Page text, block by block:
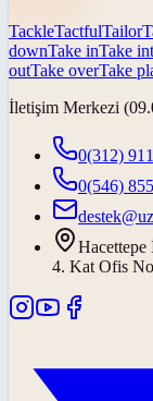
TackleTactfulTailor
downTake inTake
outTake overTake
İletişim Merkezi
0(312)
0(546)
4. Kat Ofis